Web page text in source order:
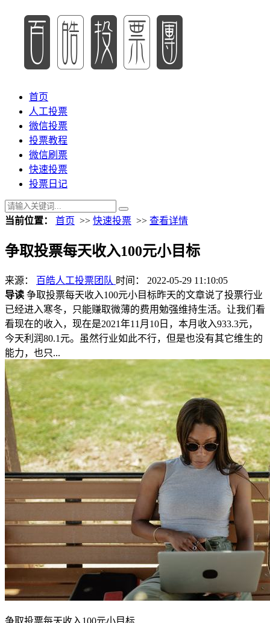
首页
人工投票
微信投票
投票教程
微信刷票
快速投票
投票日记
当前位置： 首页 >> 快速投票 >> 查看详情
争取投票每天收入100元小目标
来源： 百皓人工投票团队 时间： 2022-05-29 11:10:05
导读 争取投票每天收入100元小目标昨天的文章说了投票行业
已经进入寒冬，只能赚取微薄的费用勉强维持生活。让我们看
看现在的收入，现在是2021年11月10日，本月收入933.3元，
今天利润80.1元。虽然行业如此不行，但是也没有其它维生的
能力，也只...
争取投票每天收入100元小目标